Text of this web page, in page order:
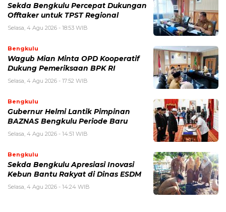
Sekda Bengkulu Percepat Dukungan
Offtaker untuk TPST Regional
Selasa, 4 Agu 2026 - 18:53 WIB
Bengkulu
Wagub Mian Minta OPD Kooperatif
Dukung Pemeriksaan BPK RI
Selasa, 4 Agu 2026 - 17:52 WIB
Bengkulu
Gubernur Helmi Lantik Pimpinan
BAZNAS Bengkulu Periode Baru
Selasa, 4 Agu 2026 - 14:51 WIB
Bengkulu
Sekda Bengkulu Apresiasi Inovasi
Kebun Bantu Rakyat di Dinas ESDM
Selasa, 4 Agu 2026 - 14:24 WIB